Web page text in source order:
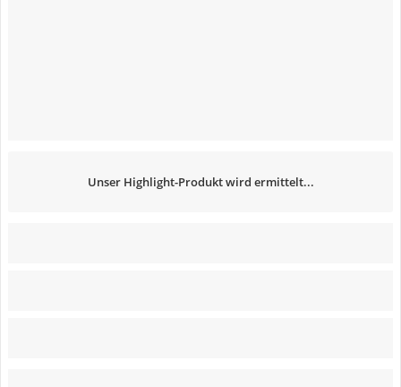
Unser Highlight-Produkt wird ermittelt...